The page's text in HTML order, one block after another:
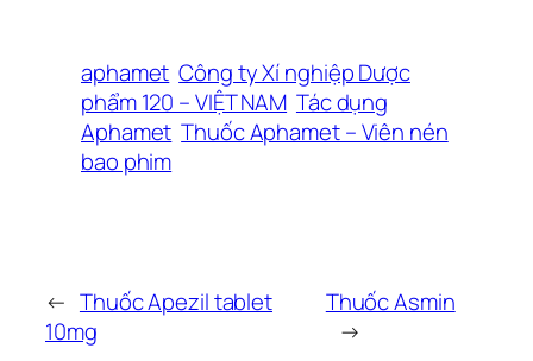
aphamet Công ty Xí nghiệp Dược
phẩm 120 – VIỆT NAM Tác dụng
Aphamet Thuốc Aphamet – Viên nén
bao phim
← Thuốc Apezil tablet
10mg
Thuốc Asmin
→